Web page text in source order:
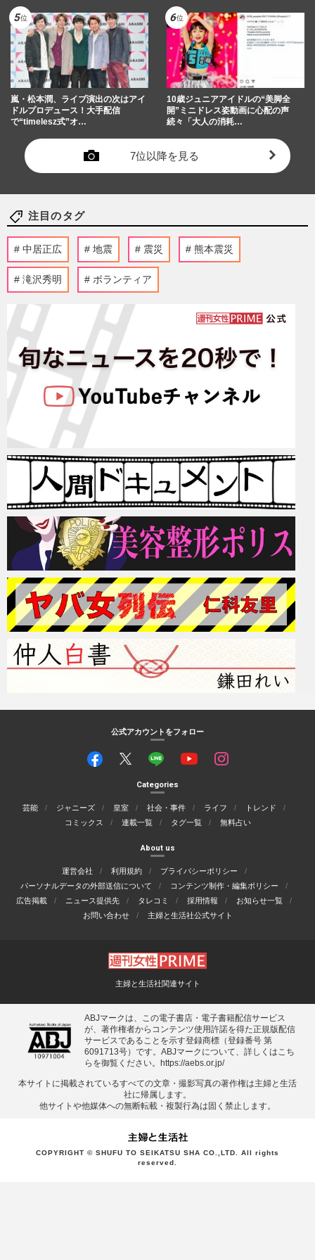
嵐・松本潤、ライブ演出の次はアイ
ドルプロデュース！大手配信
で“timelesz式”オ…
10歳ジュニアアイドルの“美脚全
開”ミニドレス姿動画に心配の声
続々「大人の消耗…
7位以降を見る
注目のタグ
中居正広 地震 震災 熊本震災
滝沢秀明 ボランティア
公式アカウントをフォロー
Categories
芸能 ジャニーズ 皇室 社会・事件 ライフ
トレンド
コミックス
連載一覧 タグ一覧 無料占い
About us
運営会社 利用規約
プライバシーポリシー
パーソナルデータの外部送信について
コンテンツ制作・編集ポリシー
広告掲載
ニュース提供先 タレコミ 採用情報
お知らせ一覧
お問い合わせ
主婦と生活社公式サイト
主婦と生活社関連サイト
ABJマークは、この電子書店・電子書籍配信サービス
が、著作権者からコンテンツ使用許諾を得た正規版配信
サービスであることを示す登録商標（登録番号 第
6091713号）です。ABJマークについて、詳しくはこち
らを御覧ください。
https://aebs.or.jp/
本サイトに掲載されているすべての⽂章・撮影写真の著作権は主婦と⽣活
社に帰属します。
他サイトや他媒体への無断転載・複製⾏為は固く禁⽌します。
COPYRIGHT © SHUFU TO SEIKATSU SHA CO.,LTD. All rights
reserved.